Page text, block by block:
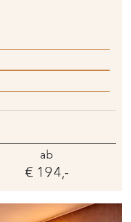
ab
€ 194,-